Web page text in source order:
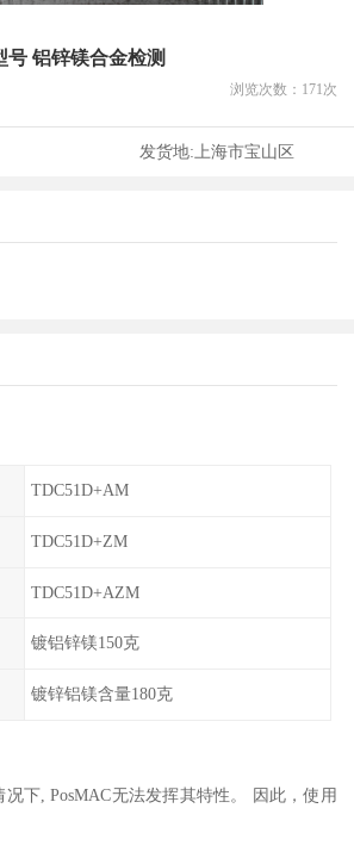
铝锌镁合金检测
浏览次数： 171次
发货地: 上海市宝山区
TDC51D+AM
TDC51D+ZM
TDC51D+AZM
镀铝锌镁150克
镀锌铝镁含量180克
下, PosMAC无法发挥其特性。 因此，使用